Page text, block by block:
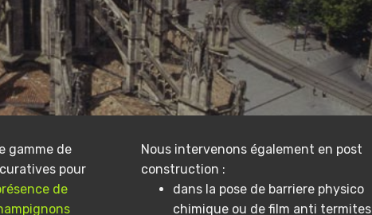
gamme de
pour
de
Nous intervenons également en post
construction :
dans la pose de barriere physico
chimique ou de film anti termites